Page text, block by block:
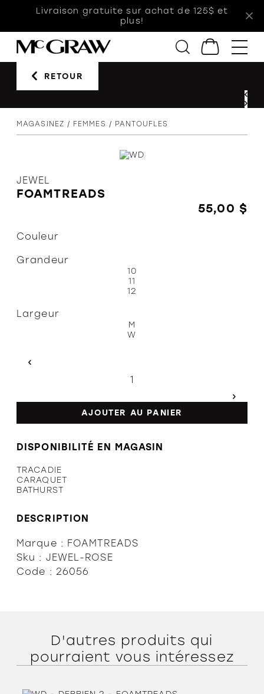
Livraison gratuite sur achat de 125$ et
plus!
Enfants
Accessoires
Soldes
Politiques et conditions d'achat
RETOUR
MAGASINEZ FEMMES PANTOUFLES
JEWEL
FOAMTREADS
55,00 $
Couleur
Grandeur
10
11
12
Largeur
M
W
AJOUTER AU PANIER
DISPONIBILITÉ EN MAGASIN
TRACADIE
CARAQUET
BATHURST
DESCRIPTION
Marque : FOAMTREADS
Sku : JEWEL-ROSE
Code : 26056
D'autres produits qui
pourraient vous intéressez